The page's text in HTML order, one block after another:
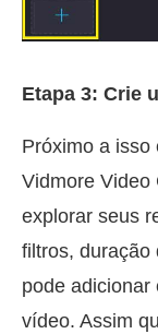
Etapa 3: Crie
Próximo a isso
Vidmore Video
explorar seus
filtros, duração
pode adicionar
vídeo. Assim